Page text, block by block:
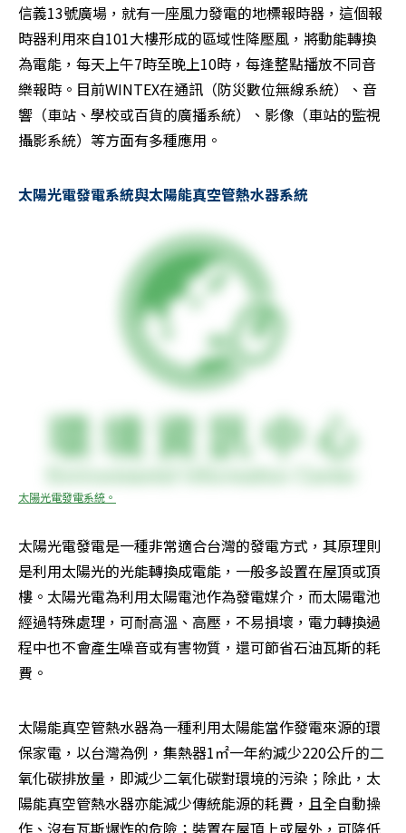
信義13號廣場，就有一座風力發電的地標報時器，這個報
時器利用來自101大樓形成的區域性降壓風，將動能轉換
為電能，每天上午7時至晚上10時，每逢整點播放不同音
樂報時。目前WINTEX在通訊（防災數位無線系統）、音
響（車站、學校或百貨的廣播系統）、影像（車站的監視
攝影系統）等方面有多種應用。
太陽光電發電系統與太陽能真空管熱水器系統
太陽光電發電系統。
太陽光電發電是一種非常適合台灣的發電方式，其原理則
是利用太陽光的光能轉換成電能，一般多設置在屋頂或頂
樓。太陽光電為利用太陽電池作為發電媒介，而太陽電池
經過特殊處理，可耐高溫、高壓，不易損壞，電力轉換過
程中也不會產生噪音或有害物質，還可節省石油瓦斯的耗
費。
太陽能真空管熱水器為一種利用太陽能當作發電來源的環
保家電，以台灣為例，集熱器1㎡一年約減少220公斤的二
氧化碳排放量，即減少二氧化碳對環境的污染；除此，太
陽能真空管熱水器亦能減少傳統能源的耗費，且全自動操